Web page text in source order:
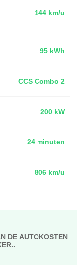
144 km/u
95 kWh
CCS Combo 2
200 kW
24 minuten
806 km/u
DE AUTOKOSTEN